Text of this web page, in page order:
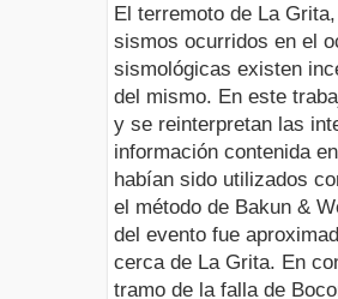
El terremoto de La
sismos ocurridos en el
sismológicas existen
del mismo. En este
y se reinterpretan las
información contenida
habían sido utilizados
el método de Bakun &
del evento fue
cerca de La Grita. En
tramo de la falla de